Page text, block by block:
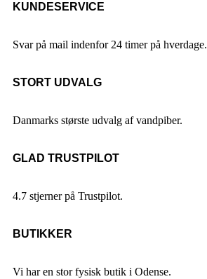
KUNDESERVICE
Svar på mail indenfor 24 timer på hverdage.
STORT UDVALG
Danmarks største udvalg af vandpiber.
GLAD TRUSTPILOT
4.7 stjerner på Trustpilot.
BUTIKKER
Vi har en stor fysisk butik i Odense.